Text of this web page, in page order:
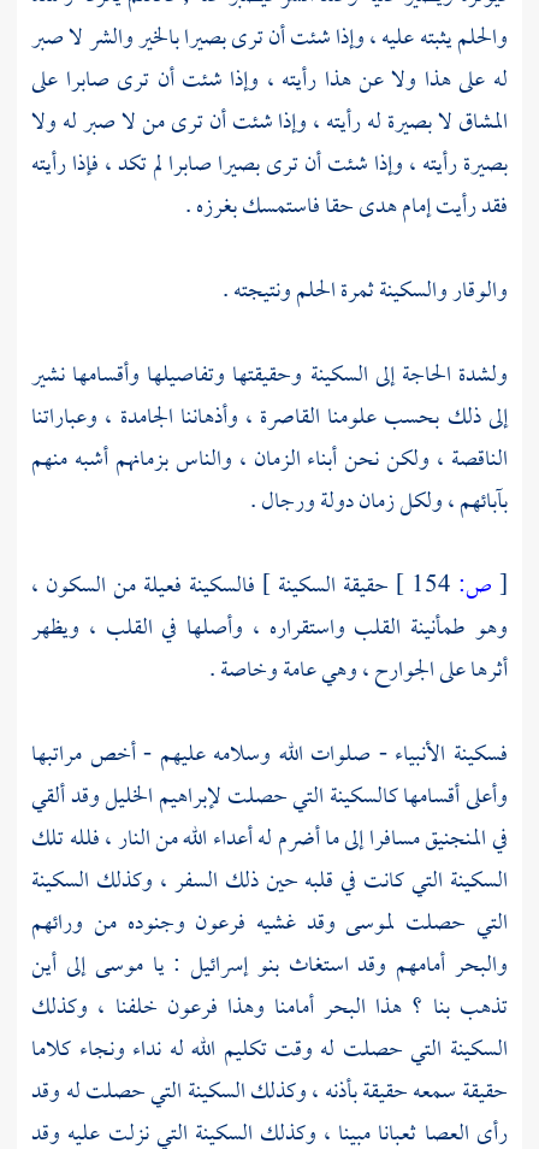
والحلم يثبته عليه ، وإذا شئت أن ترى بصيرا بالخير والشر لا صبر
له على هذا ولا عن هذا رأيته ، وإذا شئت أن ترى صابرا على
المشاق لا بصيرة له رأيته ، وإذا شئت أن ترى من لا صبر له ولا
بصيرة رأيته ، وإذا شئت أن ترى بصيرا صابرا لم تكد ، فإذا رأيته
فقد رأيت إمام هدى حقا فاستمسك بغرزه .
والوقار والسكينة ثمرة الحلم ونتيجته .
ولشدة الحاجة إلى السكينة وحقيقتها وتفاصيلها وأقسامها نشير
إلى ذلك بحسب علومنا القاصرة ، وأذهاننا الجامدة ، وعباراتنا
الناقصة ، ولكن نحن أبناء الزمان ، والناس بزمانهم أشبه منهم
بآبائهم ، ولكل زمان دولة ورجال .
[ص:
حقيقة السكينة ] فالسكينة فعيلة من السكون ،
وهو طمأنينة القلب واستقراره ، وأصلها في القلب ، ويظهر
أثرها على الجوارح ، وهي عامة وخاصة .
فسكينة الأنبياء - صلوات الله وسلامه عليهم - أخص مراتبها
وأعلى أقسامها كالسكينة التي حصلتلإبراهيم الخليلوقد ألقي
في المنجنيق مسافرا إلى ما أضرم له أعداء الله من النار ، فلله تلك
السكينة التي كانت في قلبه حين ذلك السفر ، وكذلك السكينة
التي حصلت لموسى وقد غشيه فرعون وجنوده من ورائهم
والبحر أمامهم وقد استغاثبنو إسرائيل : ياموسىإلى أين
تذهب بنا ؟ هذا البحر أمامنا وهذا فرعون خلفنا ، وكذلك
السكينة التي حصلت له وقت تكليم الله له نداء ونجاء كلاما
حقيقة سمعه حقيقة بأذنه ، وكذلك السكينة التي حصلت له وقد
رأى العصا ثعبانا مبينا ، وكذلك السكينة التي نزلت عليه وقد